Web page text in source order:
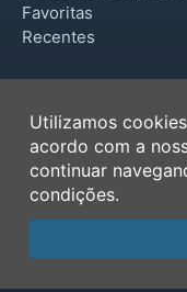
Favoritas
Recentes
Termos de Uso
Política de
Ferramentas
Contato
Utilizamos
acordo com a
continuar
condições.